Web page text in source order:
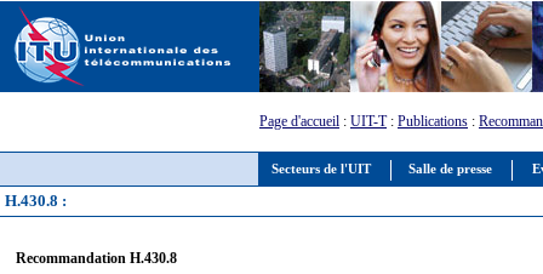
Secteurs de l'UIT Salle de presse
Page d'accueil : UIT-T: Publications :
H.430.8 :
Recommandation H.430.8